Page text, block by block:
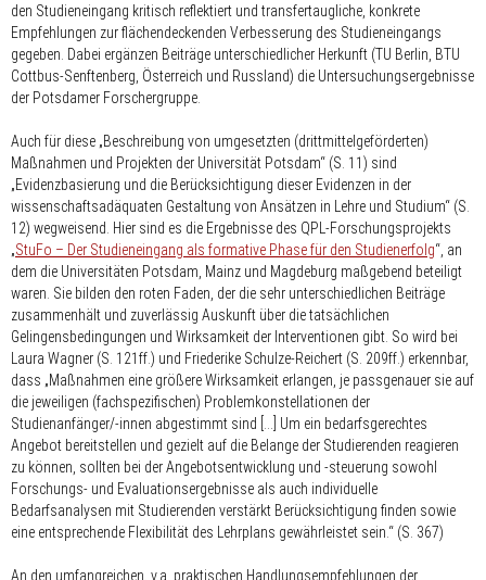
den Studieneingang kritisch reflektiert und transfertaugliche, konkrete
Empfehlungen zur flächendeckenden Verbesserung des Studieneingangs
gegeben. Dabei ergänzen Beiträge unterschiedlicher Herkunft (TU Berlin, BTU
Cottbus-Senftenberg, Österreich und Russland) die Untersuchungsergebnisse
der Potsdamer Forschergruppe.
Auch für diese „Beschreibung von umgesetzten (drittmittelgeförderten)
Maßnahmen und Projekten der Universität Potsdam“ (S. 11) sind
„Evidenzbasierung und die Berücksichtigung dieser Evidenzen in der
wissenschaftsadäquaten Gestaltung von Ansätzen in Lehre und Studium“ (S.
12) wegweisend. Hier sind es die Ergebnisse des QPL-Forschungsprojekts
„StuFo – Der Studieneingang als formative Phase für den Studienerfolg“, an
dem die Universitäten Potsdam, Mainz und Magdeburg maßgebend beteiligt
waren. Sie bilden den roten Faden, der die sehr unterschiedlichen Beiträge
zusammenhält und zuverlässig Auskunft über die tatsächlichen
Gelingensbedingungen und Wirksamkeit der Interventionen gibt. So wird bei
Laura Wagner (S. 121ff.) und Friederike Schulze-Reichert (S. 209ff.) erkennbar,
dass „Maßnahmen eine größere Wirksamkeit erlangen, je passgenauer sie auf
die jeweiligen (fachspezifischen) Problemkonstellationen der
Studienanfänger/-innen abgestimmt sind [...] Um ein bedarfsgerechtes
Angebot bereitstellen und gezielt auf die Belange der Studierenden reagieren
zu können, sollten bei der Angebotsentwicklung und -steuerung sowohl
Forschungs- und Evaluationsergebnisse als auch individuelle
Bedarfsanalysen mit Studierenden verstärkt Berücksichtigung finden sowie
eine entsprechende Flexibilität des Lehrplans gewährleistet sein.“ (S. 367)
An den umfangreichen, v.a. praktischen Handlungsempfehlungen der